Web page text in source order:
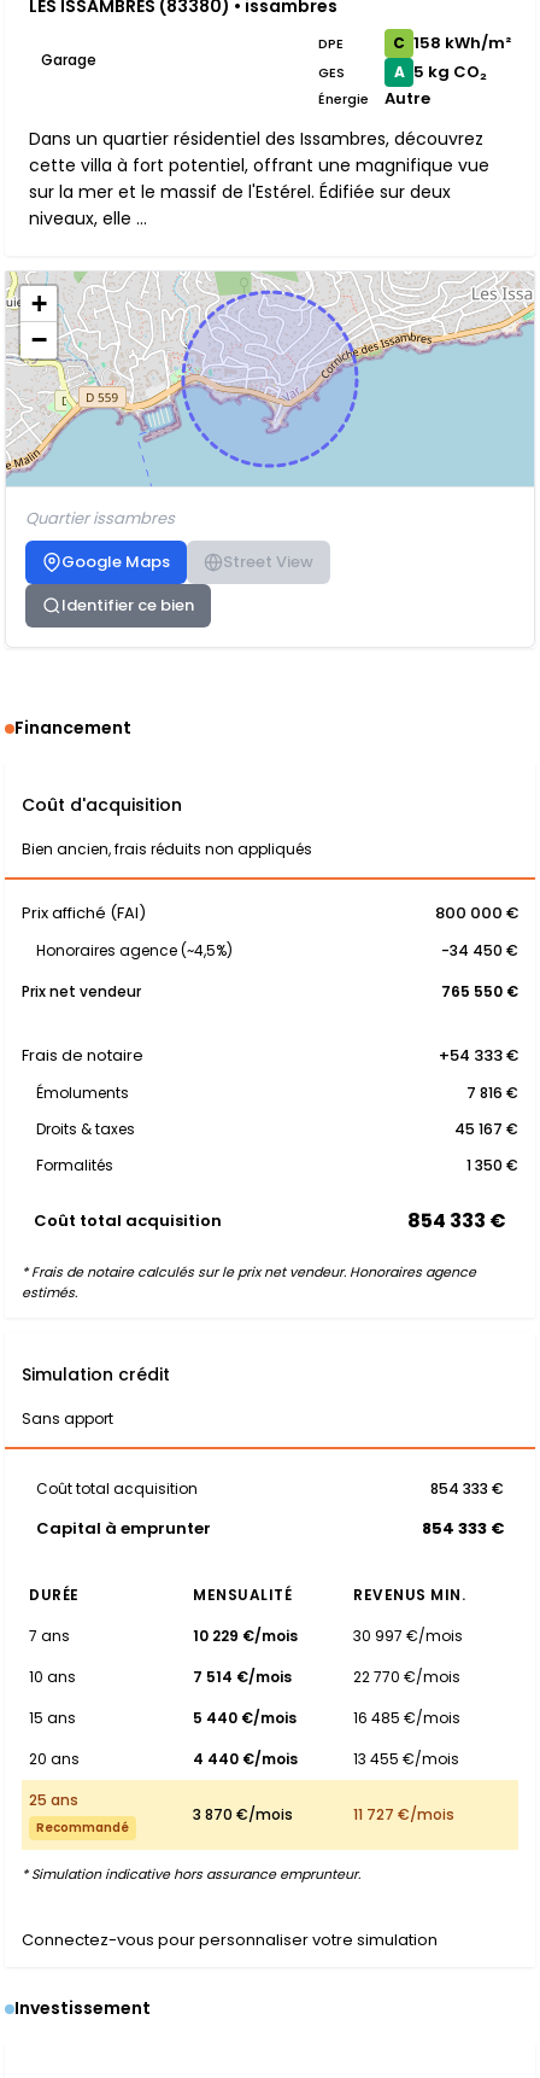
LES ISSAMBRES (83380) • issambres
Garage
DPE C 158 kWh/m²
GES A 5 kg CO₂
Énergie Autre
Dans un quartier résidentiel des Issambres, découvrez
cette villa à fort potentiel, offrant une magnifique vue
sur la mer et le massif de l'Estérel. Édifiée sur deux
niveaux, elle ...
+
−
Quartier issambres
Google Maps
Street View
Identifier ce bien
Financement
Coût d'acquisition
Bien ancien, frais réduits non appliqués
Prix affiché (FAI) 800 000 €
Honoraires agence (~4,5%)
-34 450 €
Prix net vendeur
765 550 €
Frais de notaire +54 333 €
Émoluments
7 816 €
Droits & taxes
45 167 €
Formalités
1 350 €
Coût total acquisition 854 333 €
* Frais de notaire calculés sur le prix net vendeur. Honoraires agence
estimés.
Simulation crédit
Sans apport
Coût total acquisition 854 333 €
Capital à emprunter 854 333 €
DURÉE MENSUALITÉ
REVENUS MIN.
7 ans
10 229 €/mois
30 997 €/mois
10 ans
7 514 €/mois
22 770 €/mois
15 ans
5 440 €/mois
16 485 €/mois
20 ans
4 440 €/mois
13 455 €/mois
25 ans
Recommandé
3 870 €/mois 11 727 €/mois
* Simulation indicative hors assurance emprunteur.
Connectez-vous pour personnaliser votre simulation
Investissement